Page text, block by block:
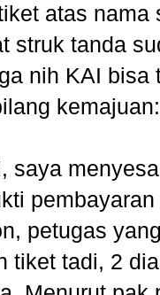
atas
struk tanda
nih KAI
saya
petugas
tiket tadi, 2